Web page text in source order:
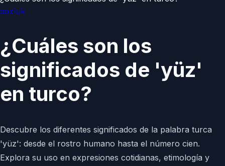
sozluk
¿Cuáles son los
significados de 'yüz'
en turco?
Descubre los diferentes significados de la palabra turca
'yüz': desde el rostro humano hasta el número cien.
Explora su uso en expresiones cotidianas, etimología y